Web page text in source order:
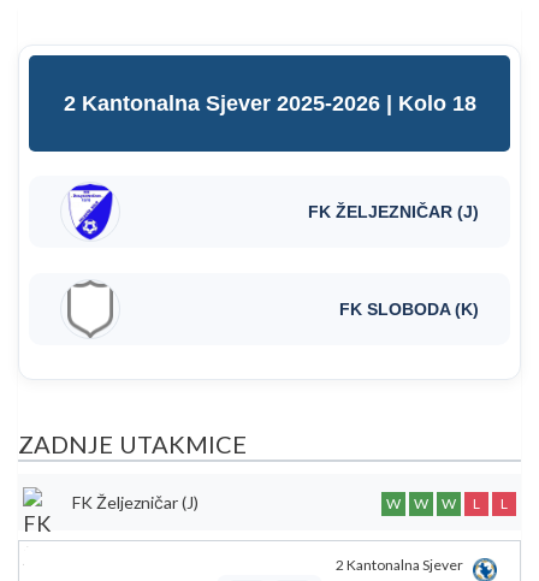
2 Kantonalna Sjever 2025-2026 | Kolo 18
FK ŽELJEZNIČAR (J)
FK SLOBODA (K)
ZADNJE UTAKMICE
FK Željezničar (J) W W W L L
2 Kantonalna Sjever